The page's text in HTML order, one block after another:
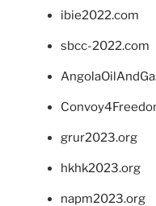
ibie2022.com
sbcc-2022.com
grur2023.org
hkhk2023.org
napm2023.org